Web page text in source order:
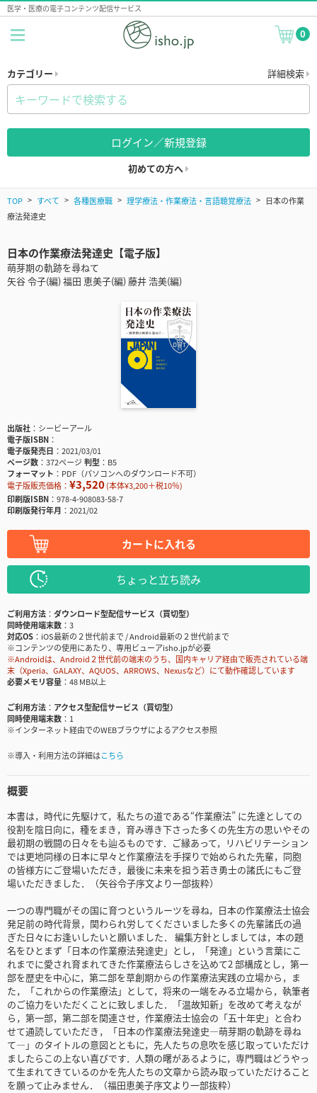
医学・医療の電子コンテンツ配信サービス
0
カテゴリー 詳細検索
ログイン／新規登録
初めての方へ
TOP すべて 各種医療職 理学療法・作業療法・言語聴覚療法
日本の作業
療法発達史
日本の作業療法発達史【電子版】
萌芽期の軌跡を尋ねて
矢谷 令子(編) 福田 恵美子(編) 藤井 浩美(編)
出版社
シービーアール
電子版ISBN
電子版発売日
2021/03/01
ページ数
372ページ判型
B5
フォーマット
PDF（パソコンへのダウンロード不可）
電子版販売価格： ¥3,520(本体¥3,200＋税10％)
印刷版ISBN
978-4-908083-58-7
印刷版発行年月
2021/02
カートに入れる
ちょっと立ち読み
ご利用方法
ダウンロード型配信サービス（買切型）
同時使用端末数
3
対応OS
iOS最新の２世代前まで / Android最新の２世代前まで
※コンテンツの使用にあたり、専用ビューアisho.jpが必要
※Androidは、Android２世代前の端末のうち、国内キャリア経由で販売されている端
末（Xperia、GALAXY、AQUOS、ARROWS、Nexusなど）にて動作確認しています
必要メモリ容量
48 MB以上
ご利用方法
アクセス型配信サービス（買切型）
同時使用端末数
1
※インターネット経由でのWEBブラウザによるアクセス参照
※導入・利用方法の詳細はこちら
概要
本書は，時代に先駆けて，私たちの道である“作業療法” に先達としての
役割を陰日向に，種をまき，育み導き下さった多くの先生方の思いやその
最初期の戦闘の日々をも辿るものです．ご縁あって，リハビリテーション
では更地同様の日本に早々と作業療法を手探りで始められた先輩，同胞
の皆様方にご登場いただき，最後に未来を担う若き勇士の諸氏にもご登
場いただきました．（矢谷令子序文より一部抜粋）
一つの専門職がその国に育つというルーツを尋ね，日本の作業療法士協会
発足前の時代背景，関わられ労してくださいました多くの先輩諸氏の過
ぎた日々にお逢いしたいと願いました． 編集方針としましては，本の題
名をひとまず「日本の作業療法発達史」とし，「発達」という言葉にこ
れまでに愛され育まれてきた作業療法らしさを込めて2 部構成とし，第一
部を歴史を中心に，第二部を草創期からの作業療法実践の立場から，ま
た，「これからの作業療法」として，将来の一端をみる立場から，執筆者
のご協力をいただくことに致しました．「温故知新」を改めて考えなが
ら，第一部，第二部を関連させ，作業療法士協会の「五十年史」と合わ
せて通読していただき，「日本の作業療法発達史―萌芽期の軌跡を尋ね
て―」のタイトルの意図とともに，先人たちの息吹を感じ取っていただけ
ましたらこの上ない喜びです．人類の曙があるように，専門職はどうやっ
て生まれてきているのかを先人たちの文章から読み取っていただけること
を願って止みません．（福田恵美子序文より一部抜粋）